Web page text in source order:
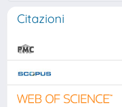
Citazioni